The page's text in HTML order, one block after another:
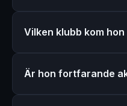
Vilken klubb kom
Är hon fortfarande